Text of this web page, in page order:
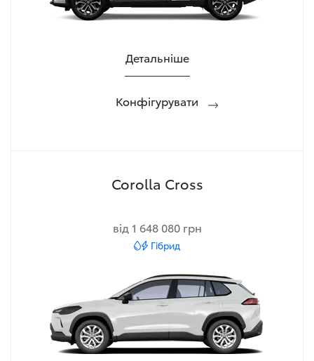
Детальніше
Конфігурувати
Corolla Cross
від 1 648 080 грн
Гібрид